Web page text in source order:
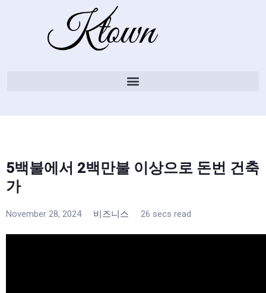
5백불에서 2백만불 이상으로 돈번 건축
가
November 28, 2024 비즈니스 26 secs read